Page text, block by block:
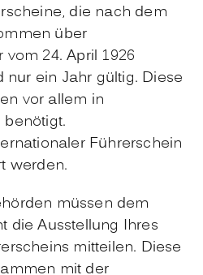
die nach dem
über
24. April 1926
nur ein Jahr gültig. Diese
vor allem in
Führerschein
werden.
müssen dem
die Ausstellung Ihres
mitteilen. Diese
mit der